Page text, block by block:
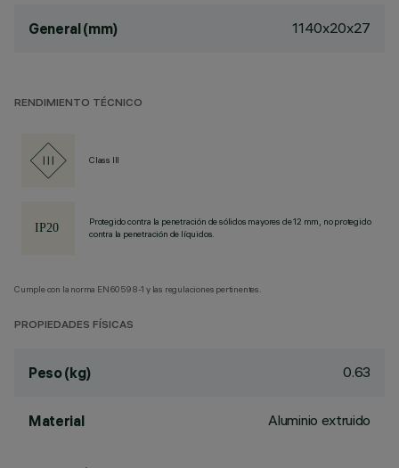
General (mm) 1140x20x27
RENDIMIENTO TÉCNICO
Class III
Protegido contra la penetración de sólidos mayores de 12 mm, no protegido
contra la penetración de líquidos.
Cumple con la norma EN60598-1 y las regulaciones pertinentes.
PROPIEDADES FÍSICAS
Peso (kg) 0.63
Material Aluminio extruido